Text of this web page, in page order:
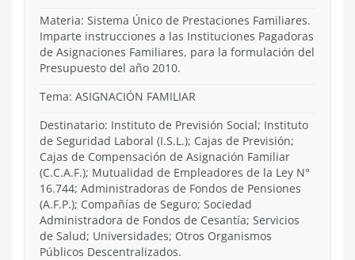
Materia: Sistema Único de Prestaciones Familiares.
Imparte instrucciones a las Instituciones Pagadoras
de Asignaciones Familiares, para la formulación del
Presupuesto del año 2010.
Tema: ASIGNACIÓN FAMILIAR
Destinatario: Instituto de Previsión Social; Instituto
de Seguridad Laboral (I.S.L.); Cajas de Previsión;
Cajas de Compensación de Asignación Familiar
(C.C.A.F.); Mutualidad de Empleadores de la Ley N°
16.744; Administradoras de Fondos de Pensiones
(A.F.P.); Compañías de Seguro; Sociedad
Administradora de Fondos de Cesantía; Servicios
de Salud; Universidades; Otros Organismos
Públicos Descentralizados.